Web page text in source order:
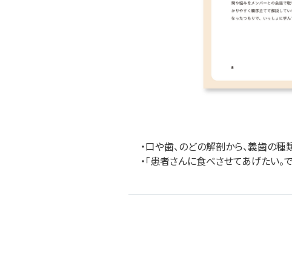
・口や歯、のどの解剖から、義歯の
・「患者さんに食べさせてあげたい